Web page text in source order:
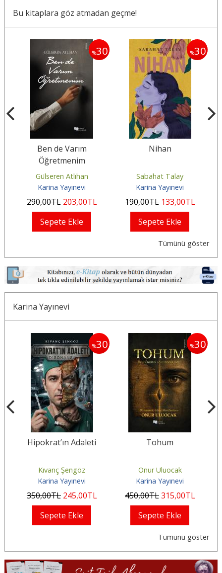
Bu kitaplara göz atmadan geçme!
%30
Ben de Varım
Öğretmenim
Gülseren Atlıhan
Karina Yayınevi
290,00TL 203,00TL
Sepete Ekle
%30
Nihan
Sabahat Talay
Karina Yayınevi
190,00TL 133,00TL
Sepete Ekle
Tümünü göster
Karina Yayınevi
%30
Hipokrat’ın Adaleti
Kıvanç Şengöz
Karina Yayınevi
350,00TL 245,00TL
Sepete Ekle
%30
Tohum
Onur Uluocak
Karina Yayınevi
450,00TL315,00TL
Sepete Ekle
Tümünü göster